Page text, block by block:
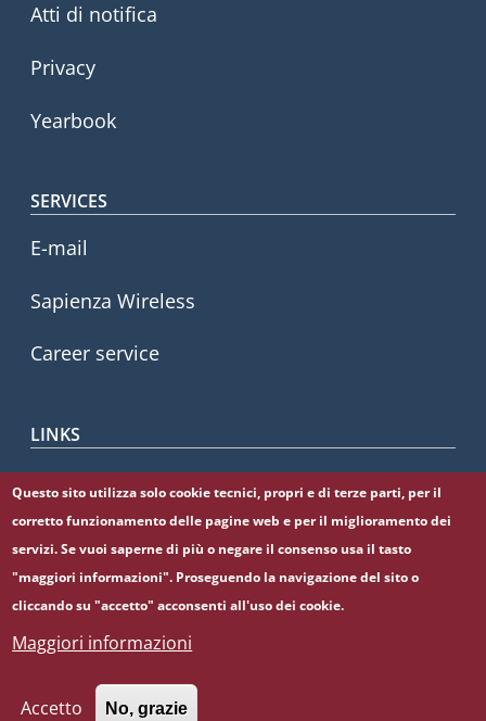
Atti di notifica
Privacy
Yearbook
SERVICES
E-mail
Sapienza Wireless
Career service
LINKS
CIAO
Sapienza Store
© Sapienza Università di Roma - Piazzale Aldo Moro 5,
02133771002
Questo sito utilizza solo cookie tecnici, propri e di terze parti, per il
corretto funzionamento delle pagine web e per il miglioramento dei
servizi. Se vuoi saperne di più o negare il consenso usa il tasto
"maggiori informazioni". Proseguendo la navigazione del sito o
cliccando su "accetto" acconsenti all'uso dei cookie.
Maggiori informazioni
Accetto No, grazie